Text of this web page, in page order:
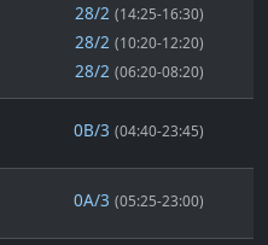
28/2 (14:25-16:30)
28/2 (10:20-12:20)
28/2 (06:20-08:20)
0B/3 (04:40-23:45)
0A/3 (05:25-23:00)